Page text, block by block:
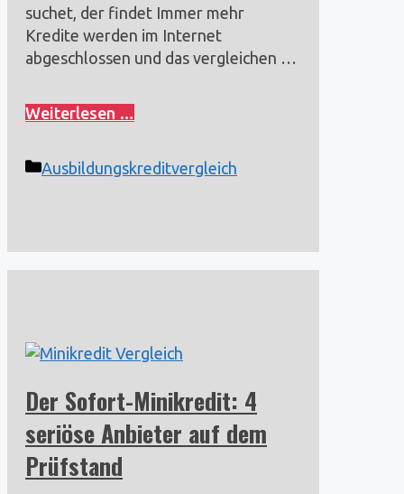
suchet, der findet Immer mehr
Kredite werden im Internet
abgeschlossen und das vergleichen …
Weiterlesen …
Kategorien
Ausbildungskreditvergleich
Der Sofort-Minikredit: 4
seriöse Anbieter auf dem
Prüfstand